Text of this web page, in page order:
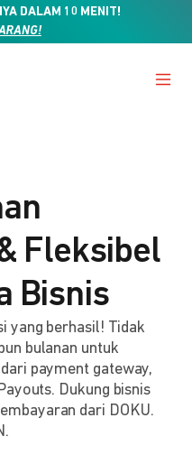
DALAM 10 MENIT!
Fleksibel
Bisnis
yang berhasil! Tidak
bulanan untuk
payment gateway,
Dukung bisnis
dari DOKU.